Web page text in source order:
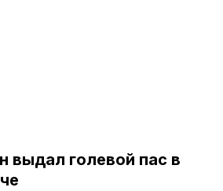
выдал голевой пас в